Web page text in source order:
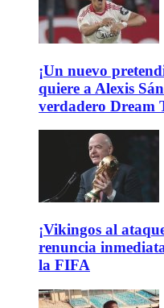
¡Un nuevo
quiere a Alexis
verdadero Dream
¡Vikingos al
renuncia
la FIFA